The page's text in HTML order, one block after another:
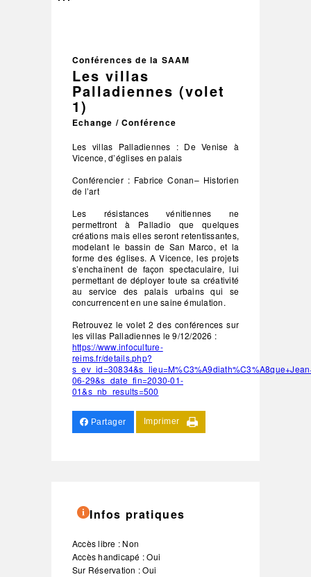
Conférences de la SAAM
Les villas
Palladiennes (volet
1)
Echange / Conférence
Les villas Palladiennes : De Venise à
Vicence, d’églises en palais
Conférencier : Fabrice Conan– Historien
de l’art
Les résistances vénitiennes ne
permettront à Palladio que quelques
créations mais elles seront retentissantes,
modelant le bassin de San Marco, et la
forme des églises. A Vicence, les projets
s’enchaînent de façon spectaculaire, lui
permettant de déployer toute sa créativité
au service des palais urbains qui se
concurrencent en une saine émulation.
Retrouvez le volet 2 des conférences sur
les villas Palladiennes le 9/12/2026 :
https://www.infoculture-
reims.fr/details.php?
06-29&s_date_fin=2030-01-
01&s_nb_results=500
Partager Imprimer
Infos pratiques
Accès libre : Non
Accès handicapé : Oui
Sur Réservation : Oui